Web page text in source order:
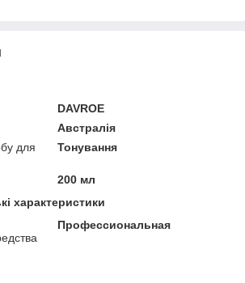
DAVROE
Австралія
для
Тонування
200 мл
характеристики
Профессиональная